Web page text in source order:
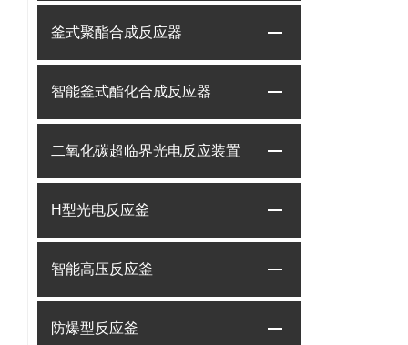
釜式聚酯合成反应器
智能釜式酯化合成反应器
二氧化碳超临界光电反应装置
H型光电反应釜
智能高压反应釜
防爆型反应釜